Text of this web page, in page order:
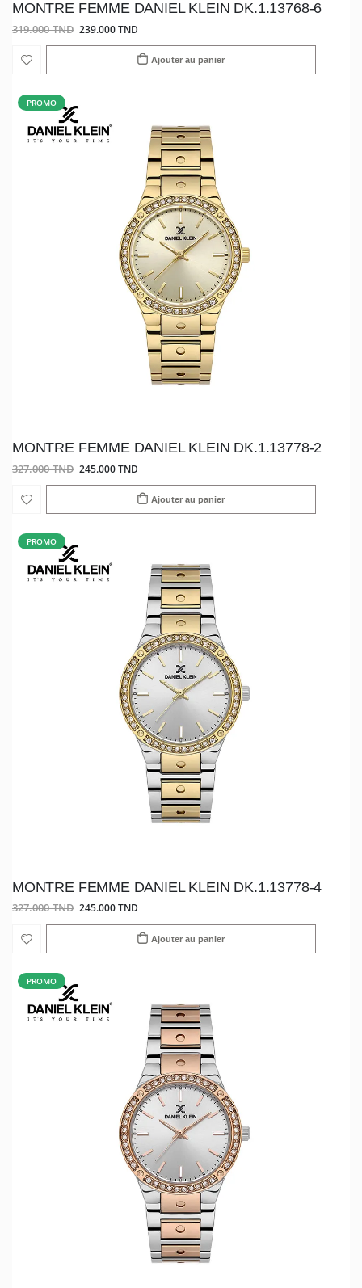
MONTRE FEMME DANIEL KLEIN DK.1.13768-6
319.000 TND 239.000 TND
Ajouter au panier
PROMO
MONTRE FEMME DANIEL KLEIN DK.1.13778-2
327.000 TND 245.000 TND
Ajouter au panier
PROMO
MONTRE FEMME DANIEL KLEIN DK.1.13778-4
327.000 TND 245.000 TND
Ajouter au panier
PROMO